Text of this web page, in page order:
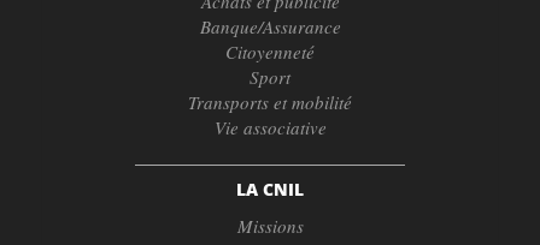
Banque/Assurance
Citoyenneté
Sport
Transports et mobilité
Vie associative
LA CNIL
Missions